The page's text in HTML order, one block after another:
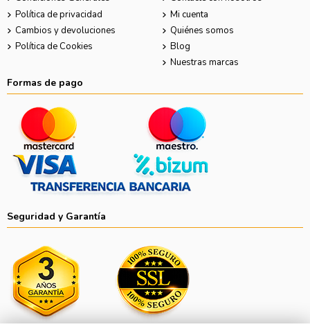
Política de privacidad
Cambios y devoluciones
Política de Cookies
Mi cuenta
Quiénes somos
Blog
Nuestras marcas
Formas de pago
Seguridad y Garantía